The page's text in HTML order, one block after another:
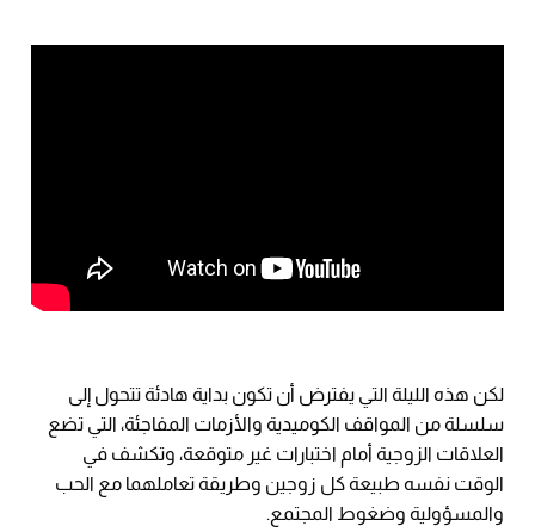
لكن هذه الليلة التي يفترض أن تكون بداية هادئة تتحول إلى
سلسلة من المواقف الكوميدية والأزمات المفاجئة، التي تضع
العلاقات الزوجية أمام اختبارات غير متوقعة، وتكشف في
الوقت نفسه طبيعة كل زوجين وطريقة تعاملهما مع الحب
والمسؤولية وضغوط المجتمع.